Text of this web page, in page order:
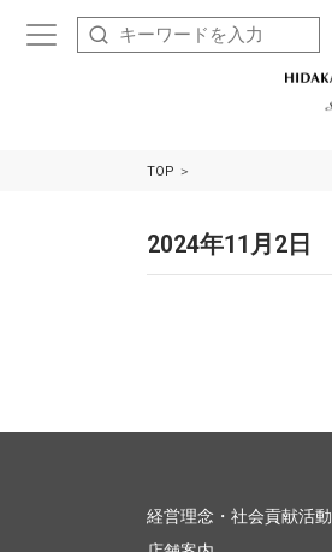
TOP
2024年11月2日
経営理念・社会貢献活動